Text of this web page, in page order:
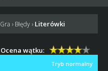
Gra › Błędy › Literówki
Ocena wątku:
Tryb normalny